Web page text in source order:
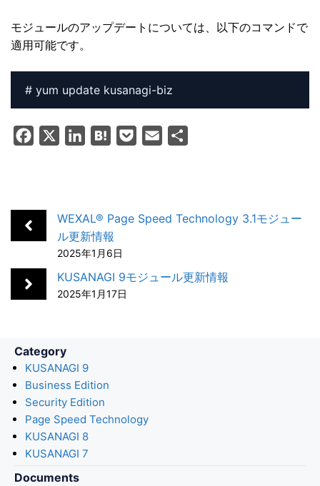
モジュールのアップデートについては、以下のコマンドで
適用可能です。
e
d
I
n
n
a
e
l
WEXAL® Page Speed Technology 3.1モジュー
ル更新情報
2025年1月6日
KUSANAGI 9モジュール更新情報
2025年1月17日
Category
KUSANAGI 9
Business Edition
Security Edition
Page Speed Technology
KUSANAGI 8
KUSANAGI 7
Documents